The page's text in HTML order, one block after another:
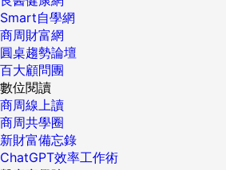
Smart自學網
商周財富網
圓桌趨勢論壇
百大顧問團
數位閱讀
商周線上讀
商周共學圈
新財富備忘錄
ChatGPT效率工作術